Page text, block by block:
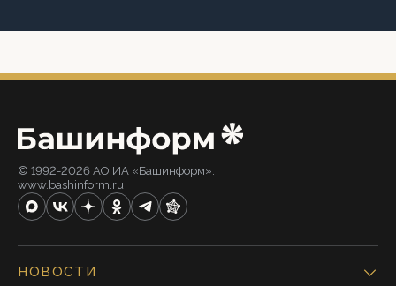
© 1992-2026 АО ИА «Башинформ».
www.bashinform.ru
НОВОСТИ